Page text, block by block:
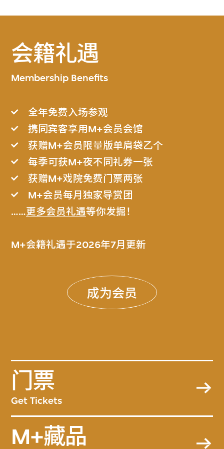
会籍礼遇
Membership Benefits
全年免费入场参观
携同宾客享用M+会员会馆
获赠M+会员限量版单肩袋乙个
每季可获M+夜不同礼券一张
获赠M+戏院免费门票两张
M+会员每月独家导赏团
……更多会员礼遇等你发掘！
M+会籍礼遇于2026年7月更新
成为会员
门票
Get Tickets
M+藏品